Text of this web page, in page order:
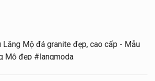
Lăng Mộ đá granite đẹp, cao cấp - Mẫu
Mộ đẹp #langmoda